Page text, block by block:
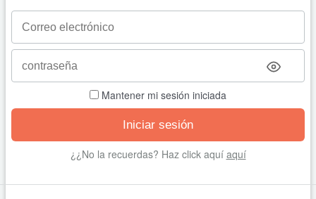
Mantener mi sesión iniciada
¿¿No la recuerdas? Haz click aquí aquí